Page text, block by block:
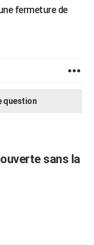
fermeture de
question
sans la